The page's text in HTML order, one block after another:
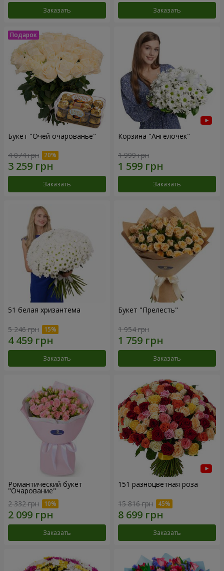
Заказать Заказать
Букет "Очей очарованье"
4 074 грн
Заказать
Корзина "Ангелочек"
1 999 грн
Заказать
51 белая хризантема
5 246 грн
Заказать
Букет "Прелесть"
1 954 грн
Заказать
Романтический букет
"Очарование"
2 332 грн
Заказать
151 разноцветная роза
15 816 грн
Заказать